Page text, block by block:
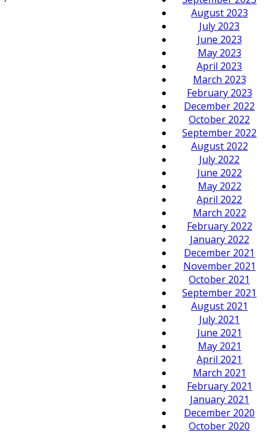
August 2023
July 2023
June 2023
May 2023
April 2023
March 2023
February 2023
December 2022
October 2022
September 2022
August 2022
July 2022
June 2022
May 2022
April 2022
March 2022
February 2022
January 2022
December 2021
November 2021
October 2021
September 2021
August 2021
July 2021
June 2021
May 2021
April 2021
March 2021
February 2021
January 2021
December 2020
October 2020